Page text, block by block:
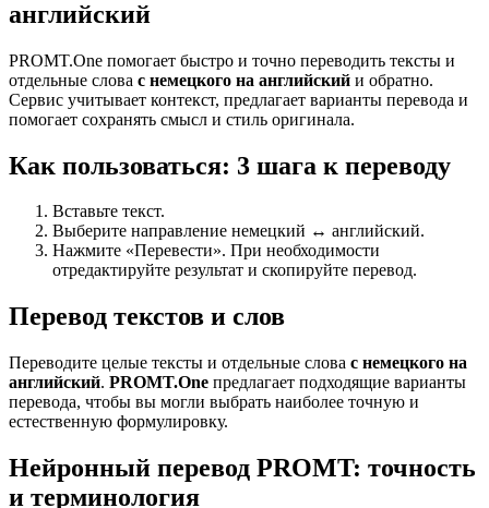
английский
PROMT.One помогает быстро и точно переводить тексты и
отдельные слова с немецкого на английский и обратно.
Сервис учитывает контекст, предлагает варианты перевода и
помогает сохранять смысл и стиль оригинала.
Как пользоваться: 3 шага к переводу
Вставьте текст.
Выберите направление немецкий ↔ английский.
Нажмите «Перевести». При необходимости
отредактируйте результат и скопируйте перевод.
Перевод текстов и слов
Переводите целые тексты и отдельные слова с немецкого на
английский. PROMT.One предлагает подходящие варианты
перевода, чтобы вы могли выбрать наиболее точную и
естественную формулировку.
Нейронный перевод PROMT: точность
и терминология